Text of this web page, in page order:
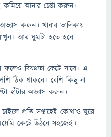
কমিয়ে আনার চেষ্টা করুন।
করুন। খাবার তালিকায়
আর ঘুমটা হতে হবে
ফলেও বিষণ্নতা কেটে যাবে। এ
ঠিক থাকবে। বেশি কিছু না
হাঁটার অভ্যাস করুন।
প্রতি সপ্তাহেই কোথাও ঘুরে
কেটে উঠবে সহজেই।